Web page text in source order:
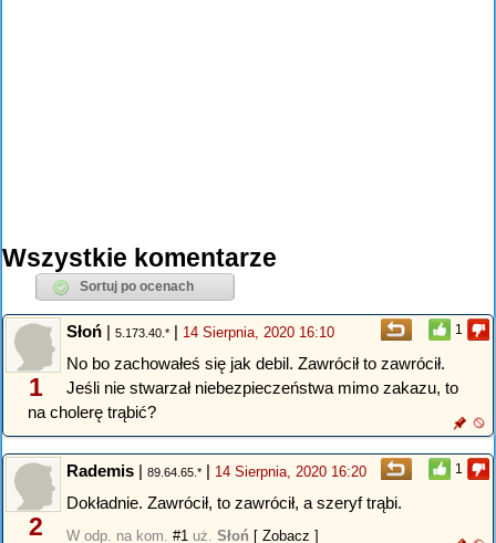
Wszystkie komentarze
1
1
Słoń | 5.173.40.* | 14 Sierpnia, 2020 16:10
No bo zachowałeś się jak debil. Zawrócił to zawrócił.
Jeśli nie stwarzał niebezpieczeństwa mimo zakazu, to
na cholerę trąbić?
1
2
Rademis | 89.64.65.* | 14 Sierpnia, 2020 16:20
Dokładnie. Zawrócił, to zawrócił, a szeryf trąbi.
W odp. na kom. #1 uż. Słoń [ Zobacz ]